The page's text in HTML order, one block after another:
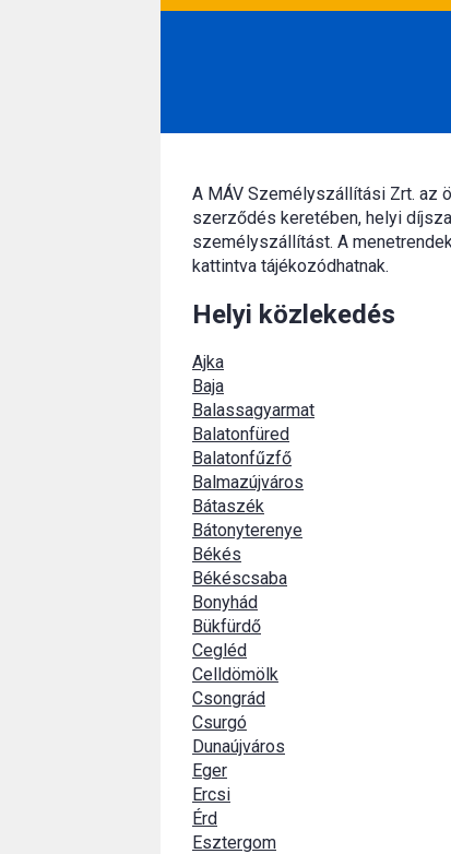
A MÁV Személyszállítási Zrt. az
szerződés keretében, helyi
személyszállítást. A
kattintva tájékozódhatnak.
Helyi közlekedés
Ajka
Baja
Balassagyarmat
Balatonfüred
Balatonfűzfő
Balmazújváros
Bátaszék
Bátonyterenye
Békés
Békéscsaba
Bonyhád
Bükfürdő
Cegléd
Celldömölk
Csongrád
Csurgó
Dunaújváros
Eger
Ercsi
Érd
Esztergom